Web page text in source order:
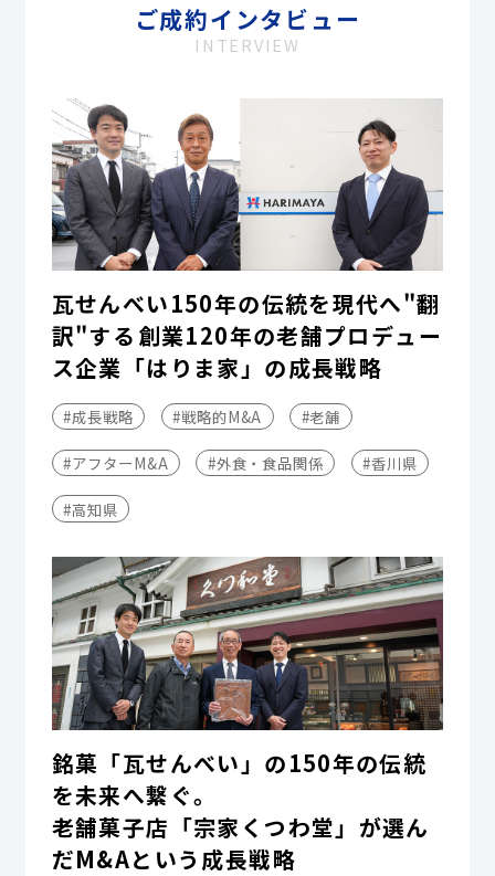
ご成約インタビュー
INTERVIEW
瓦せんべい150年の伝統を現代へ"翻
訳"する――創業120年の老舗プロデュー
ス企業「はりま家」の成長戦略
#成長戦略 #戦略的M&A #老舗
#アフターM&A #外食・食品関係 #香川県
#高知県
銘菓「瓦せんべい」の150年の伝統
を未来へ繋ぐ。
老舗菓子店「宗家くつわ堂」が選ん
だM&Aという成長戦略